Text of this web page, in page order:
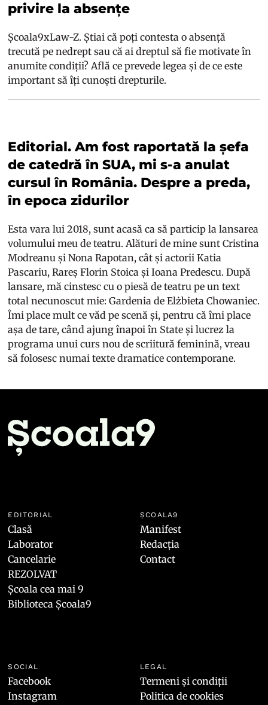
privire la absențe
Școala9xLaw-Z. Știai că poți contesta o absență
trecută pe nedrept sau că ai dreptul să fie motivate în
anumite condiții? Află ce prevede legea și de ce este
important să îți cunoști drepturile.
Editorial. Am fost raportată la șefa
de catedră în SUA, mi s-a anulat
cursul în România. Despre a preda,
în epoca zidurilor
Esta vara lui 2018, sunt acasă ca să particip la lansarea
volumului meu de teatru. Alături de mine sunt Cristina
Modreanu și Nona Rapotan, cât și actorii Katia
Pascariu, Rareș Florin Stoica și Ioana Predescu. După
lansare, mă cinstesc cu o piesă de teatru pe un text
total necunoscut mie:Gardenia de Elżbieta Chowaniec.
Îmi place mult ce văd pe scenă și, pentru că îmi place
așa de tare, când ajung înapoi în State și lucrez la
programa unui curs nou de scriitură feminină, vreau
să folosesc numai texte dramatice contemporane.
EDITORIAL
Clasă
Laborator
Cancelarie
REZOLVAT
Școala cea mai 9
Biblioteca Școala9
ȘCOALA9
Manifest
Redacția
Contact
SOCIAL
Facebook
Instagram
LEGAL
Termeni și condiții
Politica de cookies